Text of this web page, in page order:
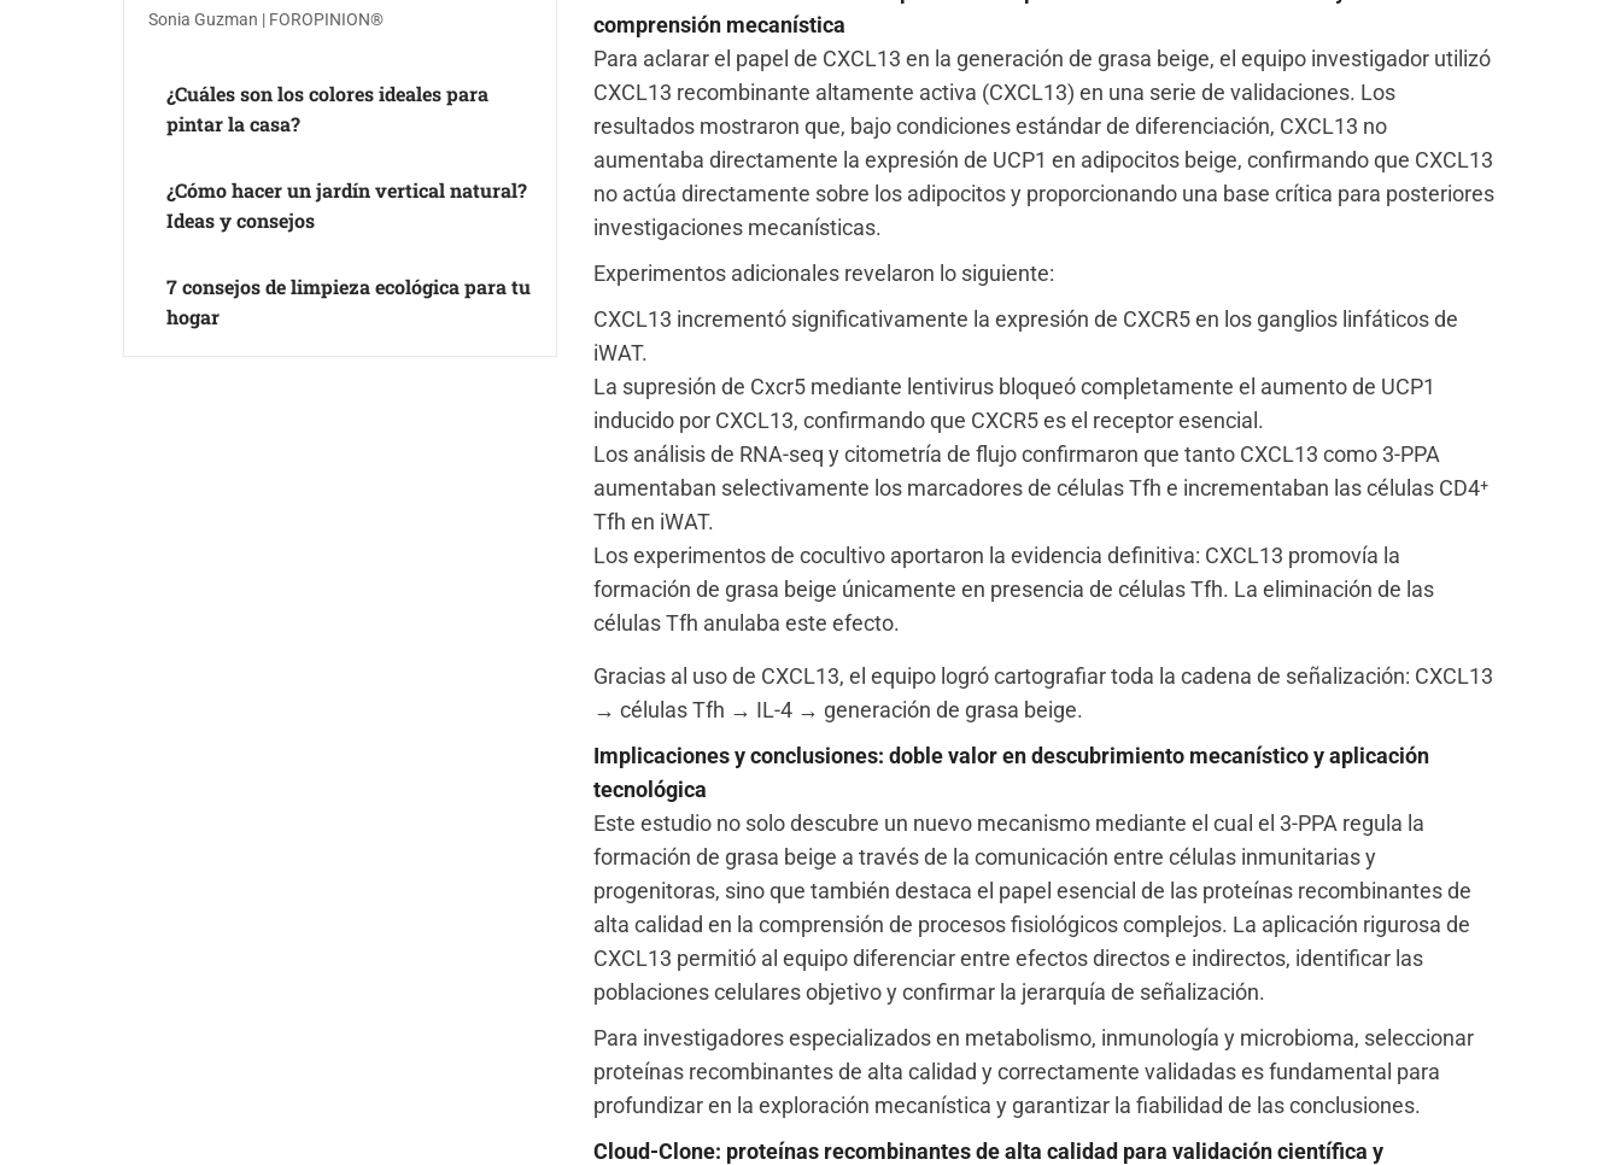
comprensión mecanística
Para aclarar el papel de CXCL13 en la generación de grasa beige, el equipo investigador utilizó
CXCL13 recombinante altamente activa (CXCL13) en una serie de validaciones. Los
resultados mostraron que, bajo condiciones estándar de diferenciación, CXCL13 no
aumentaba directamente la expresión de UCP1 en adipocitos beige, confirmando que CXCL13
no actúa directamente sobre los adipocitos y proporcionando una base crítica para posteriores
investigaciones mecanísticas.
Experimentos adicionales revelaron lo siguiente:
CXCL13 incrementó significativamente la expresión de CXCR5 en los ganglios linfáticos de
iWAT.
La supresión de Cxcr5 mediante lentivirus bloqueó completamente el aumento de UCP1
inducido por CXCL13, confirmando que CXCR5 es el receptor esencial.
Los análisis de RNA-seq y citometría de flujo confirmaron que tanto CXCL13 como 3-PPA
aumentaban selectivamente los marcadores de células Tfh e incrementaban las células CD4⁺
Tfh en iWAT.
Los experimentos de cocultivo aportaron la evidencia definitiva: CXCL13 promovía la
formación de grasa beige únicamente en presencia de células Tfh. La eliminación de las
células Tfh anulaba este efecto.
Gracias al uso de CXCL13, el equipo logró cartografiar toda la cadena de señalización: CXCL13
→ células Tfh → IL-4 → generación de grasa beige.
Implicaciones y conclusiones: doble valor en descubrimiento mecanístico y aplicación
tecnológica
Este estudio no solo descubre un nuevo mecanismo mediante el cual el 3-PPA regula la
formación de grasa beige a través de la comunicación entre células inmunitarias y
progenitoras, sino que también destaca el papel esencial de las proteínas recombinantes de
alta calidad en la comprensión de procesos fisiológicos complejos. La aplicación rigurosa de
CXCL13 permitió al equipo diferenciar entre efectos directos e indirectos, identificar las
poblaciones celulares objetivo y confirmar la jerarquía de señalización.
Para investigadores especializados en metabolismo, inmunología y microbioma, seleccionar
proteínas recombinantes de alta calidad y correctamente validadas es fundamental para
profundizar en la exploración mecanística y garantizar la fiabilidad de las conclusiones.
Cloud-Clone: proteínas recombinantes de alta calidad para validación científica y
Sonia Guzman | FOROPINION®
¿Cuáles son los colores ideales para
pintar la casa?
¿Cómo hacer un jardín vertical natural?
Ideas y consejos
7 consejos de limpieza ecológica para tu
hogar